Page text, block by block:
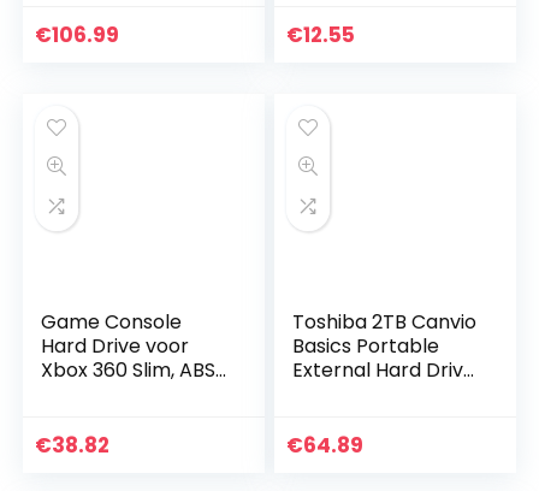
Pressure Resistant,
€106.99
Accessoire
€12.55
Game Console
Hard Drive voor
Xbox 360 Slim, ABS-
slijtage met grote
€38.82
Toshiba 2TB Canvio
Basics Portable
External Hard Drive,
€64.89